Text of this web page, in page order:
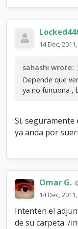
14 Dec,
sahashi wrote:
Depende que
ya no funciona ,
Si, seguramente
ya anda por
Omar G.
14 Dec,
Intenten el
de su carpeta ./